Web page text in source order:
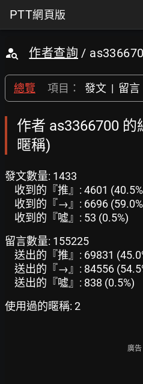
PTT網頁版
作者查詢 /
總覽 項目： 發文 | 留言
作者 as3366700 的
暱稱)
發文數量: 1433
收到的『推』: 4601
收到的『→』: 6696
收到的『噓』: 53 (0.5%)
留言數量: 155225
送出的『推』: 69831
送出的『→』: 84556
送出的『噓』: 838 (0.5%)
使用過的暱稱: 2
廣告